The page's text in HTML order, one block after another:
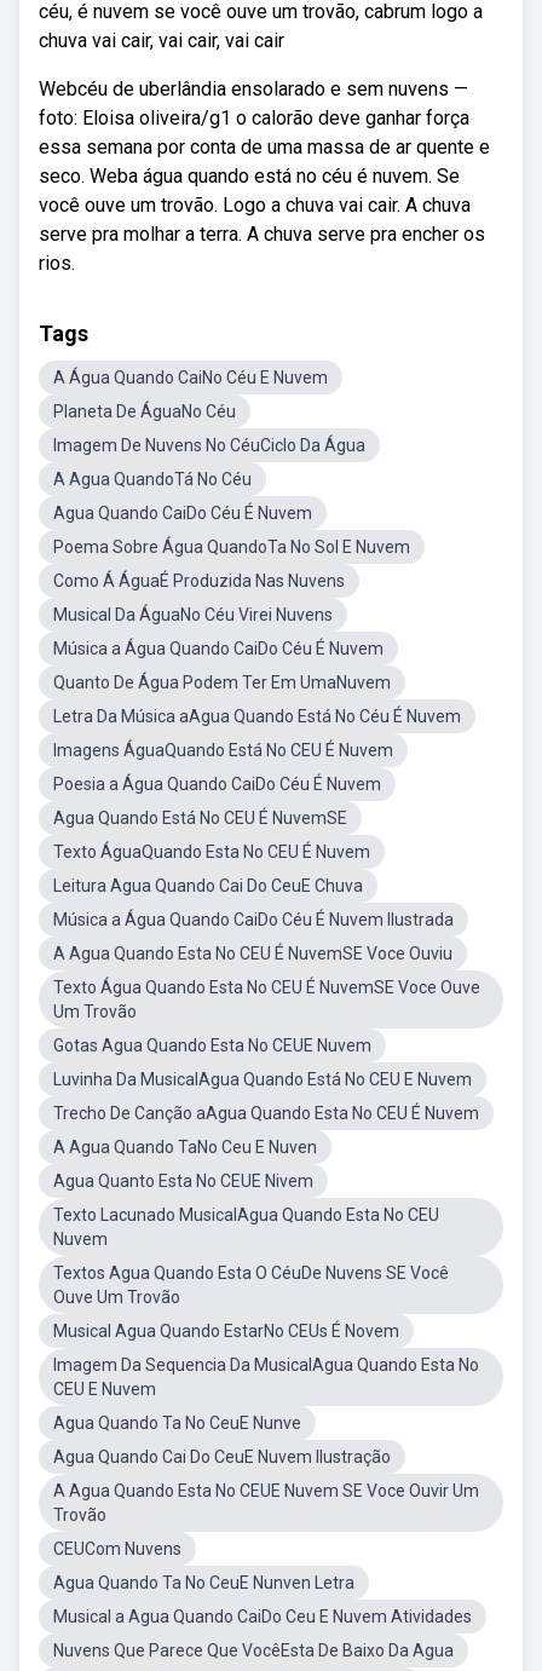
céu, é nuvem se você ouve um trovão, cabrum logo a
chuva vai cair, vai cair, vai cair
Webcéu de uberlândia ensolarado e sem nuvens —
foto: Eloisa oliveira/g1 o calorão deve ganhar força
essa semana por conta de uma massa de ar quente e
seco. Weba água quando está no céu é nuvem. Se
você ouve um trovão. Logo a chuva vai cair. A chuva
serve pra molhar a terra. A chuva serve pra encher os
rios.
Tags
A Água Quando CaiNo Céu E Nuvem
Planeta De ÁguaNo Céu
Imagem De Nuvens No CéuCiclo Da Água
A Agua QuandoTá No Céu
Agua Quando CaiDo Céu É Nuvem
Poema Sobre Água QuandoTa No Sol E Nuvem
Como Á ÁguaÉ Produzida Nas Nuvens
Musical Da ÁguaNo Céu Virei Nuvens
Música a Água Quando CaiDo Céu É Nuvem
Quanto De Água Podem Ter Em UmaNuvem
Letra Da Música aAgua Quando Está No Céu É Nuvem
Imagens ÁguaQuando Está No CEU É Nuvem
Poesia a Água Quando CaiDo Céu É Nuvem
Agua Quando Está No CEU É NuvemSE
Texto ÁguaQuando Esta No CEU É Nuvem
Leitura Agua Quando Cai Do CeuE Chuva
Música a Água Quando CaiDo Céu É Nuvem Ilustrada
A Agua Quando Esta No CEU É NuvemSE Voce Ouviu
Texto Água Quando Esta No CEU É NuvemSE Voce Ouve
Um Trovão
Gotas Agua Quando Esta No CEUE Nuvem
Luvinha Da MusicalAgua Quando Está No CEU E Nuvem
Trecho De Canção aAgua Quando Esta No CEU É Nuvem
A Agua Quando TaNo Ceu E Nuven
Agua Quanto Esta No CEUE Nivem
Texto Lacunado MusicalAgua Quando Esta No CEU
Nuvem
Textos Agua Quando Esta O CéuDe Nuvens SE Você
Ouve Um Trovão
Musical Agua Quando EstarNo CEUs É Novem
Imagem Da Sequencia Da MusicalAgua Quando Esta No
CEU E Nuvem
Agua Quando Ta No CeuE Nunve
Agua Quando Cai Do CeuE Nuvem Ilustração
A Agua Quando Esta No CEUE Nuvem SE Voce Ouvir Um
Trovão
CEUCom Nuvens
Agua Quando Ta No CeuE Nunven Letra
Musical a Agua Quando CaiDo Ceu E Nuvem Atividades
Nuvens Que Parece Que VocêEsta De Baixo Da Agua